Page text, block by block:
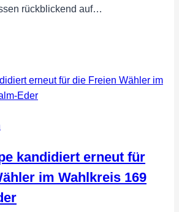
rückblickend auf…
kandidiert erneut für
im Wahlkreis 169